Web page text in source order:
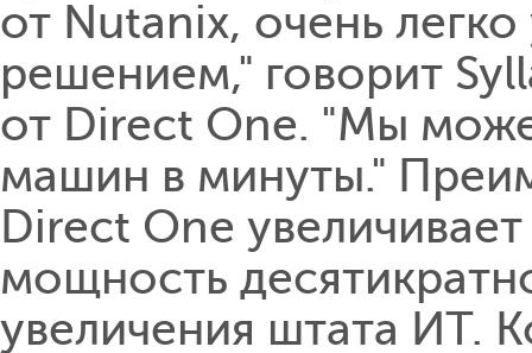
от Nutanix, очень
решением," говорит
от Direct One. "Мы
машин в минуты."
Direct One
мощность
увеличения штата ИТ.